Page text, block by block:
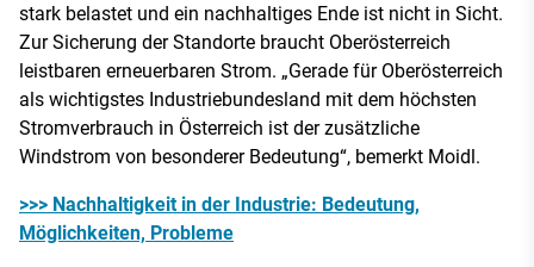
stark belastet und ein nachhaltiges Ende ist nicht in Sicht.
Zur Sicherung der Standorte braucht Oberösterreich
leistbaren erneuerbaren Strom. „Gerade für Oberösterreich
als wichtigstes Industriebundesland mit dem höchsten
Stromverbrauch in Österreich ist der zusätzliche
Windstrom von besonderer Bedeutung“, bemerkt Moidl.
>>> Nachhaltigkeit in der Industrie: Bedeutung,
Möglichkeiten, Probleme